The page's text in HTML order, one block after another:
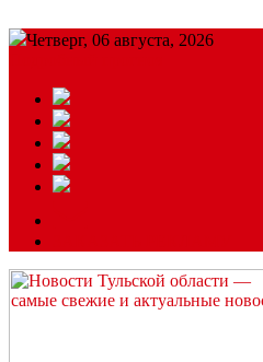
Четверг, 06 августа, 2026